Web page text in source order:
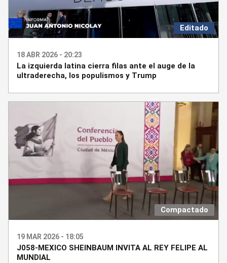
Editado
18 ABR 2026 - 20:23
La izquierda latina cierra filas ante el auge de la
ultraderecha, los populismos y Trump
Compactado
19 MAR 2026 - 18:05
J058-MEXICO SHEINBAUM INVITA AL REY FELIPE AL
MUNDIAL